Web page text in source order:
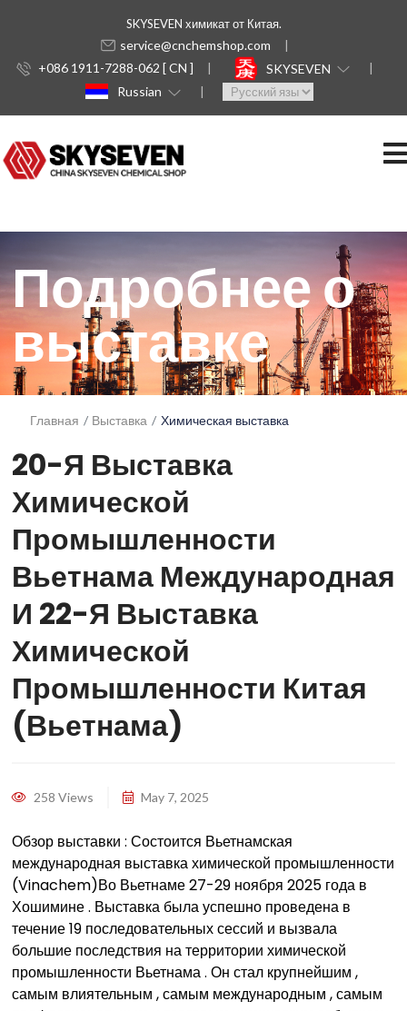
SKYSEVEN химикат от Китая.
service@cnchemshop.com
+086 1911-7288-062 [ CN ]
SKYSEVEN
Russian
Подробнее о
выставке
Главная Выставка Химическая выставка
20-Я Выставка
Химической
Промышленности
Вьетнама Международная
И 22-Я Выставка
Химической
Промышленности Китая
(Вьетнама)
258 Views May 7, 2025
Обзор выставки : Состоится Вьетнамская
международная выставка химической промышленности
(Vinachem)Во Вьетнаме 27-29 ноября 2025 года в
Хошимине . Выставка была успешно проведена в
течение 19 последовательных сессий и вызвала
большие последствия на территории химической
промышленности Вьетнама . Он стал крупнейшим ,
самым влиятельным , самым международным , самым